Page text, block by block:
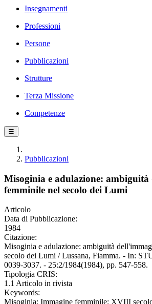
Insegnamenti
Professioni
Persone
Pubblicazioni
Strutture
Terza Missione
Competenze
☰
Pubblicazioni
Misoginia e adulazione:
femminile nel secolo dei Lumi
Articolo
Data di Pubblicazione:
1984
Citazione:
Misoginia e adulazione: ambiguità
secolo dei Lumi / Lussana, Fiamma. - In:
0039-3037. - 25:2/1984(1984), pp. 547-558.
Tipologia CRIS:
1.1 Articolo in rivista
Keywords:
Misoginia; Immagine femminile; XVIII